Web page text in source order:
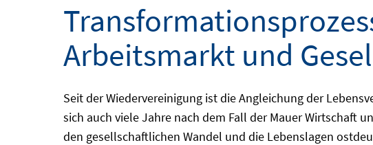
Arbeitsmarkt und
Seit der Wiedervereinigung ist die Angleichung der
sich auch viele Jahre nach dem Fall der Mauer Wirtschaft
den gesellschaftlichen Wandel und die Lebenslagen